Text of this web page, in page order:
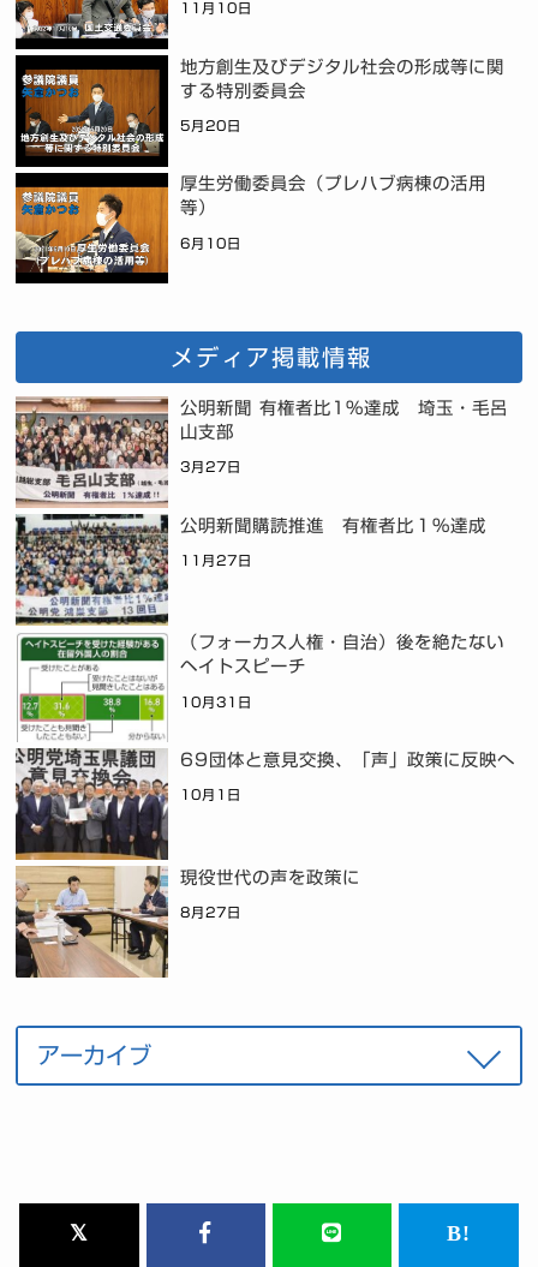
11月10日
地方創生及びデジタル社会の形成等に関
する特別委員会
5月20日
厚生労働委員会（プレハブ病棟の活用
等）
6月10日
メディア掲載情報
公明新聞 有権者比1%達成 埼玉・毛呂
山支部
3月27日
公明新聞購読推進 有権者比１％達成
11月27日
（フォーカス人権・自治）後を絶たない
ヘイトスピーチ
10月31日
69団体と意見交換、「声」政策に反映へ
10月1日
現役世代の声を政策に
8月27日